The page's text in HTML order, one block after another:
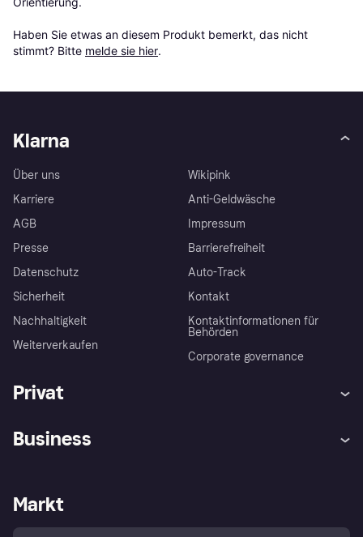
Haben Sie etwas an diesem Produkt bemerkt, das nicht
stimmt? Bitte melde sie hier.
Klarna
Über uns
Karriere
AGB
Presse
Datenschutz
Sicherheit
Nachhaltigkeit
Weiterverkaufen
Wikipink
Anti-Geldwäsche
Impressum
Barrierefreiheit
Auto-Track
Kontakt
Kontaktinformationen für
Behörden
Corporate governance
Privat
Shops entdecken
Business
Händlerportal
Markt